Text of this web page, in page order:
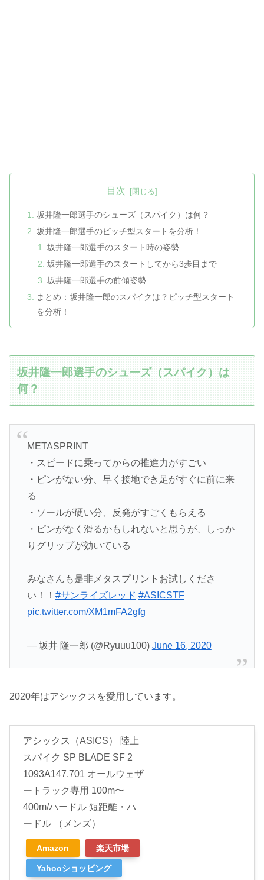
目次
坂井隆一郎選手のシューズ（スパイク）は何？
坂井隆一郎選手のピッチ型スタートを分析！
坂井隆一郎選手のスタート時の姿勢
坂井隆一郎選手のスタートしてから3歩目まで
坂井隆一郎選手の前傾姿勢
まとめ：坂井隆一郎のスパイクは？ピッチ型スタート
を分析！
坂井隆一郎選手のシューズ（スパイク）は
何？
METASPRINT
・スピードに乗ってからの推進力がすごい
・ピンがない分、早く接地でき足がすぐに前に来
る
・ソールが硬い分、反発がすごくもらえる
・ピンがなく滑るかもしれないと思うが、しっか
りグリップが効いている
みなさんも是非メタスプリントお試しくださ
い！！ #サンライズレッド #ASICSTF
pic.twitter.com/XM1mFA2gfg
— 坂井 隆一郎 (@Ryuuu100) June 16, 2020
2020年はアシックスを愛用しています。
アシックス（ASICS） 陸上
スパイク SP BLADE SF 2
1093A147.701 オールウェザ
ートラック専用 100m〜
400m/ハードル 短距離・ハ
ードル （メンズ）
Amazon 楽天市場
Yahooショッピング